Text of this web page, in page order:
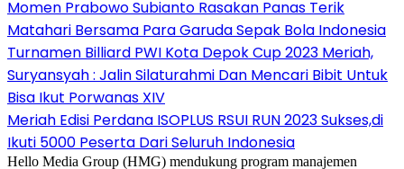
Momen Prabowo Subianto Rasakan Panas Terik
Matahari Bersama Para Garuda Sepak Bola Indonesia
Turnamen Billiard PWI Kota Depok Cup 2023 Meriah,
Suryansyah : Jalin Silaturahmi Dan Mencari Bibit Untuk
Bisa Ikut Porwanas XIV
Meriah Edisi Perdana ISOPLUS RSUI RUN 2023 Sukses,di
Ikuti 5000 Peserta Dari Seluruh Indonesia
Hello Media Group (HMG) mendukung program manajemen